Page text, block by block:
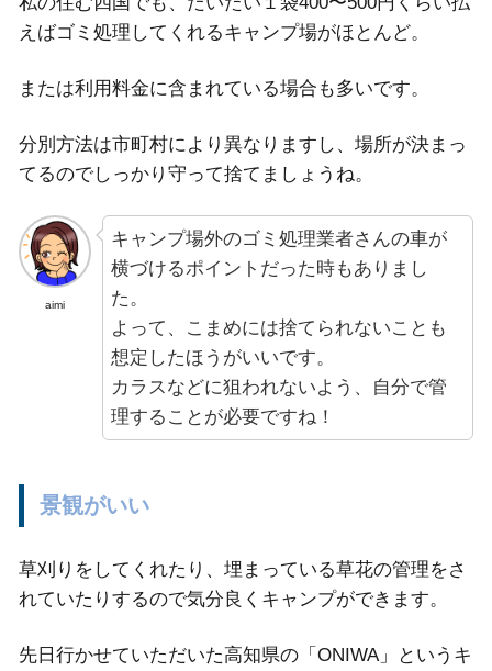
えばゴミ処理してくれるキャンプ場がほとんど。
または利用料金に含まれている場合も多いです。
分別方法は市町村により異なりますし、場所が決まっ
てるのでしっかり守って捨てましょうね。
aimi
キャンプ場外のゴミ処理業者さんの車が
横づけるポイントだった時もありまし
た。
よって、こまめには捨てられないことも
想定したほうがいいです。
カラスなどに狙われないよう、自分で管
理することが必要ですね！
景観がいい
草刈りをしてくれたり、埋まっている草花の管理をさ
れていたりするので気分良くキャンプができます。
先日行かせていただいた高知県の「ONIWA」というキ